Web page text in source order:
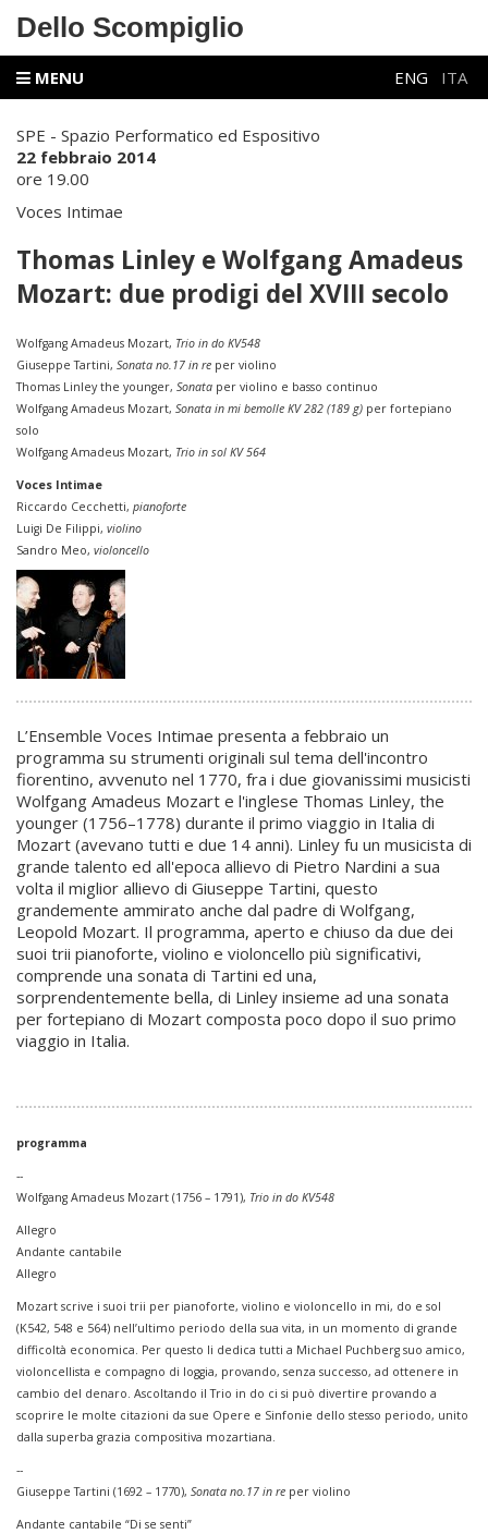
Dello Scompiglio
MENU ENG ITA
SPE - Spazio Performatico ed Espositivo
22 febbraio 2014
ore 19.00
Voces Intimae
Thomas Linley e Wolfgang Amadeus
Mozart: due prodigi del XVIII secolo
Wolfgang Amadeus Mozart, Trio in do KV548
Giuseppe Tartini, Sonata no.17 in re per violino
Thomas Linley the younger, Sonata per violino e basso continuo
Wolfgang Amadeus Mozart, Sonata in mi bemolle KV 282 (189 g) per fortepiano
solo
Wolfgang Amadeus Mozart, Trio in sol KV 564
Voces Intimae
Riccardo Cecchetti, pianoforte
Luigi De Filippi, violino
Sandro Meo, violoncello
L’Ensemble Voces Intimae presenta a febbraio un
programma su strumenti originali sul tema dell'incontro
fiorentino, avvenuto nel 1770, fra i due giovanissimi musicisti
Wolfgang Amadeus Mozart e l'inglese Thomas Linley, the
younger (1756–1778) durante il primo viaggio in Italia di
Mozart (avevano tutti e due 14 anni). Linley fu un musicista di
grande talento ed all'epoca allievo di Pietro Nardini a sua
volta il miglior allievo di Giuseppe Tartini, questo
grandemente ammirato anche dal padre di Wolfgang,
Leopold Mozart. Il programma, aperto e chiuso da due dei
suoi trii pianoforte, violino e violoncello più significativi,
comprende una sonata di Tartini ed una,
sorprendentemente bella, di Linley insieme ad una sonata
per fortepiano di Mozart composta poco dopo il suo primo
viaggio in Italia.
programma
--
Wolfgang Amadeus Mozart (1756 – 1791), Trio in do KV548
Allegro
Andante cantabile
Allegro
Mozart scrive i suoi trii per pianoforte, violino e violoncello in mi, do e sol
(K542, 548 e 564) nell’ultimo periodo della sua vita, in un momento di grande
difficoltà economica. Per questo li dedica tutti a Michael Puchberg suo amico,
violoncellista e compagno di loggia, provando, senza successo, ad ottenere in
cambio del denaro. Ascoltando il Trio in do ci si può divertire provando a
scoprire le molte citazioni da sue Opere e Sinfonie dello stesso periodo, unito
dalla superba grazia compositiva mozartiana.
--
Giuseppe Tartini (1692 – 1770), Sonata no.17 in re per violino
Andante cantabile “Di se senti”